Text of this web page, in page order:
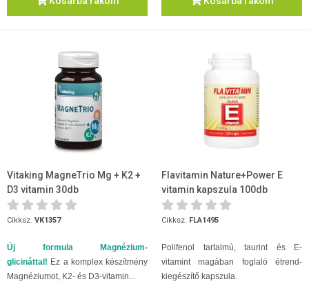
Vitaking MagneTrio Mg + K2 +
D3 vitamin 30db
Cikksz. VK1357
Új formula Magnézium-
glicináttal! Ez a komplex készítmény
Magnéziumot, K2- és D3-vitamin...
Flavitamin Nature+Power E
vitamin kapszula 100db
Cikksz. FLA1495
Polifenol tartalmú, taurint és E-
vitamint magában foglaló étrend-
kiegészítő kapszula.